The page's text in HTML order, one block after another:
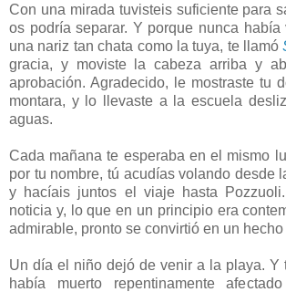
Con una mirada tuvisteis suficiente para
os podría separar. Y porque nunca
una nariz tan chata como la tuya, te llamó
gracia, y moviste la cabeza arriba y
aprobación. Agradecido, le mostraste tu
montara, y lo llevaste a la escuela
aguas.
Cada mañana te esperaba en el mismo
por tu nombre, tú acudías volando desde
y hacíais juntos el viaje hasta
noticia y, lo que en un principio era
admirable, pronto se convirtió en un hecho
Un día el niño dejó de venir a la playa. Y
había muerto repentinamente